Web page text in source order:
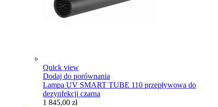
Quick view
Dodaj do porównania
Lampa UV SMART TUBE 110 przepływowa do
dezynfekcji czarna
1 845,00 zł